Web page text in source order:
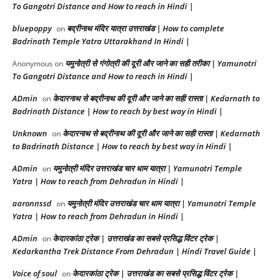
To Gangotri Distance and How to reach in Hindi |
bluepoppy on बद्रीनाथ मंदिर यात्रा उत्तराखंड | How to complete
Badrinath Temple Yatra Uttarakhand In Hindi |
Anonymous on यमुनोत्री से गंगोत्री की दूरी और जाने का सही तरीका | Yamunotri
To Gangotri Distance and How to reach in Hindi |
ADmin on केदारनाथ से बद्रीनाथ की दूरी और जाने का सही रास्ता | Kedarnath to
Badrinath Distance | How to reach by best way in Hindi |
Unknown on केदारनाथ से बद्रीनाथ की दूरी और जाने का सही रास्ता | Kedarnath
to Badrinath Distance | How to reach by best way in Hindi |
ADmin on यमुनोत्री मंदिर उत्तराखंड चार धाम यात्रा | Yamunotri Temple
Yatra | How to reach from Dehradun in Hindi |
aaronnssd on यमुनोत्री मंदिर उत्तराखंड चार धाम यात्रा | Yamunotri Temple
Yatra | How to reach from Dehradun in Hindi |
ADmin on केदारकांठा ट्रेक | उत्तराखंड का सबसे प्रसिद्ध विंटर ट्रेक |
Kedarkantha Trek Distance From Dehradun | Hindi Travel Guide |
Voice of soul on केदारकांठा ट्रेक | उत्तराखंड का सबसे प्रसिद्ध विंटर ट्रेक |